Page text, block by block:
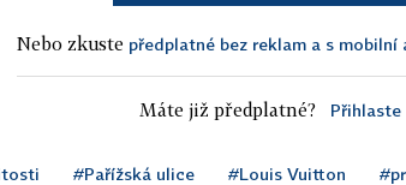
Nebo zkuste předplatné bez reklam a s mobilní
Máte již předplatné? Přihlaste
#Pařížská ulice #Louis Vuitton